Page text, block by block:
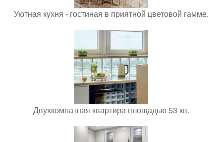
Уютная кухня - гостиная в приятной цветовой гамме.
Двухкомнатная квартира площадью 53 кв.